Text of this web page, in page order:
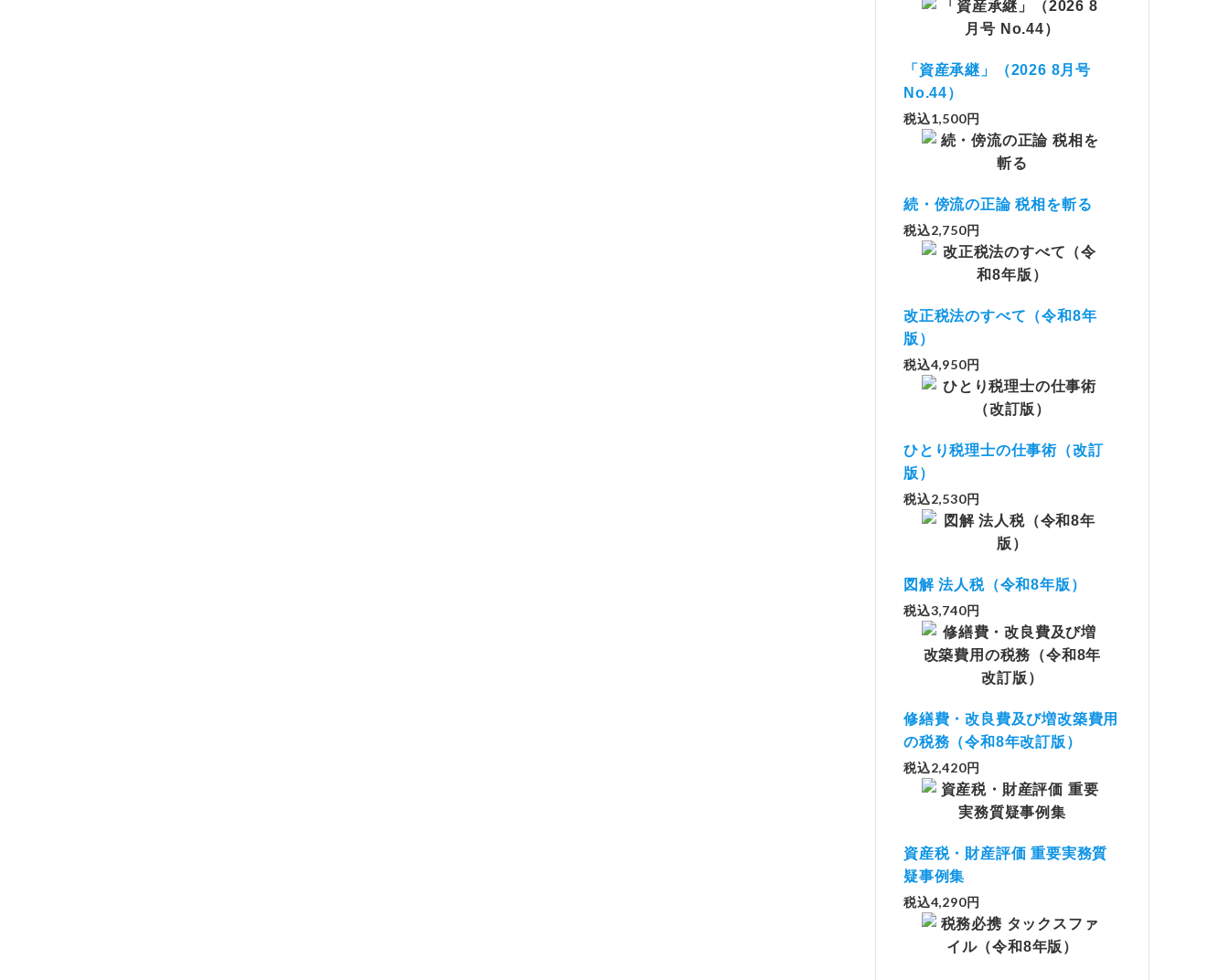
「資産承継」（2026 8月号
No.44）
税込1,500円
続・傍流の正論 税相を斬る
税込2,750円
改正税法のすべて（令和8年
版）
税込4,950円
ひとり税理士の仕事術（改訂
版）
税込2,530円
図解 法人税（令和8年版）
税込3,740円
修繕費・改良費及び増改築費用
の税務（令和8年改訂版）
税込2,420円
資産税・財産評価 重要実務質
疑事例集
税込4,290円